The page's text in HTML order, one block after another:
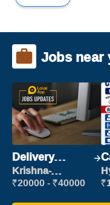
Jobs near
Delivery
Executive
Krishna-
vijayawada
₹20000 - ₹40000